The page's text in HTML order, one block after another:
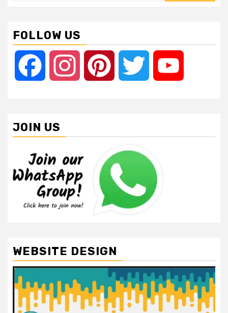
FOLLOW US
Facebook Instagram Pinterest Twitter
JOIN US
WEBSITE DESIGN